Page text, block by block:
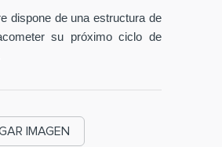
dispone de una estructura de
su próximo ciclo de
IMAGEN